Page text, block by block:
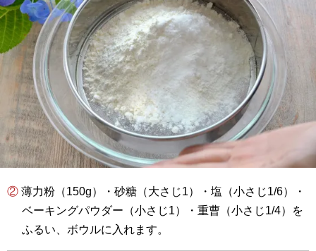
② 薄力粉（150g）・砂糖（大さじ1）・塩（小さじ1/6）・
ベーキングパウダー（小さじ1）・重曹（小さじ1/4）を
ふるい、ボウルに入れます。